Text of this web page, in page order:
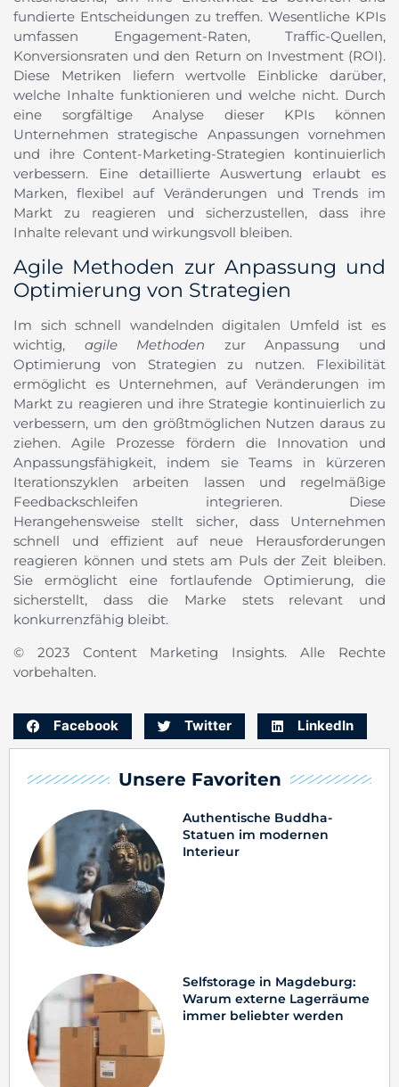
Unsere Favoriten
Authentische Buddha-
Statuen im modernen
Interieur
Selfstorage in Magdeburg:
Warum externe Lagerräume
immer beliebter werden
fundierte Entscheidungen zu treffen. Wesentliche KPIs
umfassen Engagement-Raten, Traffic-Quellen,
Konversionsraten und den Return on Investment (ROI).
Diese Metriken liefern wertvolle Einblicke darüber,
welche Inhalte funktionieren und welche nicht. Durch
eine sorgfältige Analyse dieser KPIs können
Unternehmen strategische Anpassungen vornehmen
und ihre Content-Marketing-Strategien kontinuierlich
verbessern. Eine detaillierte Auswertung erlaubt es
Marken, flexibel auf Veränderungen und Trends im
Markt zu reagieren und sicherzustellen, dass ihre
Inhalte relevant und wirkungsvoll bleiben.
Agile Methoden zur Anpassung und
Optimierung von Strategien
Im sich schnell wandelnden digitalen Umfeld ist es
wichtig, agile Methoden zur Anpassung und
Optimierung von Strategien zu nutzen. Flexibilität
ermöglicht es Unternehmen, auf Veränderungen im
Markt zu reagieren und ihre Strategie kontinuierlich zu
verbessern, um den größtmöglichen Nutzen daraus zu
ziehen. Agile Prozesse fördern die Innovation und
Anpassungsfähigkeit, indem sie Teams in kürzeren
Iterationszyklen arbeiten lassen und regelmäßige
Feedbackschleifen integrieren. Diese
Herangehensweise stellt sicher, dass Unternehmen
schnell und effizient auf neue Herausforderungen
reagieren können und stets am Puls der Zeit bleiben.
Sie ermöglicht eine fortlaufende Optimierung, die
sicherstellt, dass die Marke stets relevant und
konkurrenzfähig bleibt.
© 2023 Content Marketing Insights. Alle Rechte
vorbehalten.
Facebook Twitter LinkedIn